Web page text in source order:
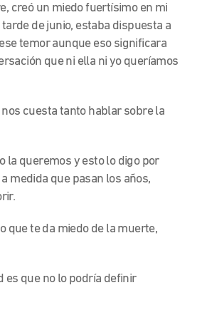
creó un miedo fuertísimo en mi
de junio, estaba dispuesta a
temor aunque eso significara
que ni ella ni yo queríamos
cuesta tanto hablar sobre la
la queremos y esto lo digo por
medida que pasan los años,
que te da miedo de la muerte,
es que no lo podría definir